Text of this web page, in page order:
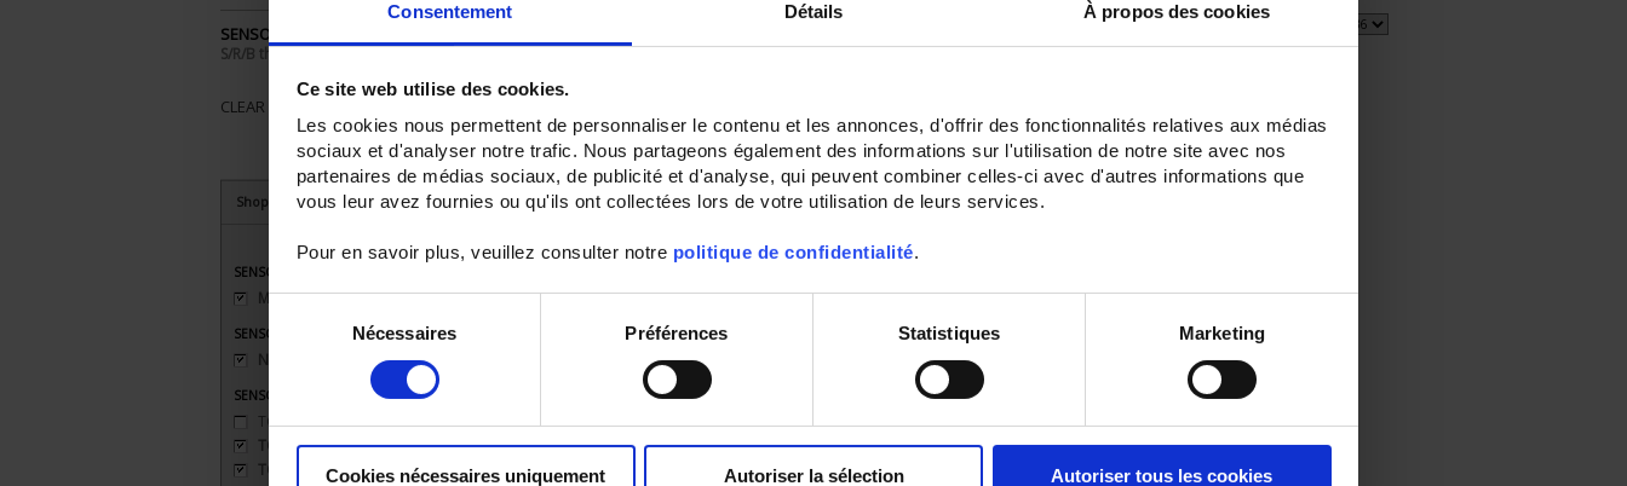
Consentement Détails À propos des cookies
Ce site web utilise des cookies.
Les cookies nous permettent de personnaliser le contenu et les annonces, d'offrir des fonctionnalités relatives aux médias
sociaux et d'analyser notre trafic. Nous partageons également des informations sur l'utilisation de notre site avec nos
partenaires de médias sociaux, de publicité et d'analyse, qui peuvent combiner celles-ci avec d'autres informations que
vous leur avez fournies ou qu'ils ont collectées lors de votre utilisation de leurs services.
Pour en savoir plus, veuillez consulter notre politique de confidentialité.
Sélection
du
consentement
Nécessaires Préférences Statistiques Marketing
Cookies nécessaires uniquement Autoriser la sélection Autoriser tous les cookies
SENSORS - I/O type:
S/R/B thermocouple
CLEAR ALL
Shop By
SENSORS - connector type
Miniature(1)
SENSORS - mechanical mounting
None
SENSORS - measurement range
TC J 720 °C maxi(1)
TC K 1100 °C maxi(1)
TC S 1500 °C maxi(1)
Set Descending Direction 1 item(s)